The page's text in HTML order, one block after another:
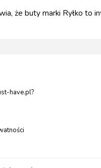
że buty marki Ryłko to
have.pl?